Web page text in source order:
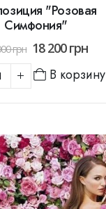
"Розовая
Симфония"
грн 18 200грн
В корзину